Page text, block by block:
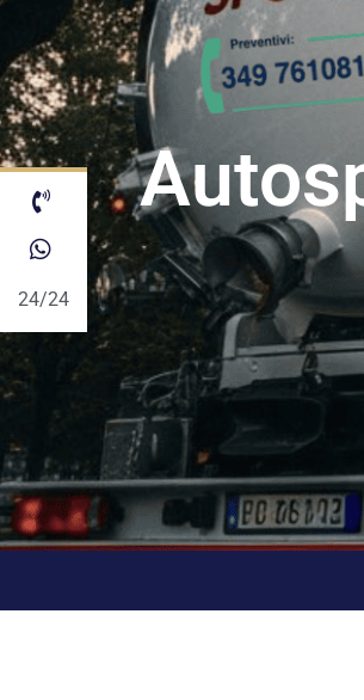
24/24